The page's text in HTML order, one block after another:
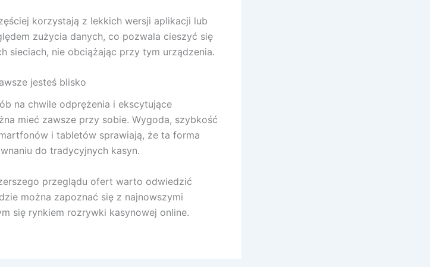
korzystają z lekkich wersji aplikacji lub
zużycia danych, co pozwala cieszyć się
sieciach, nie obciążając przy tym urządzenia.
jesteś blisko
na chwile odprężenia i ekscytujące
mieć zawsze przy sobie. Wygoda, szybkość
i tabletów sprawiają, że ta forma
do tradycyjnych kasyn.
przeglądu ofert warto odwiedzić
można zapoznać się z najnowszymi
się rynkiem rozrywki kasynowej online.